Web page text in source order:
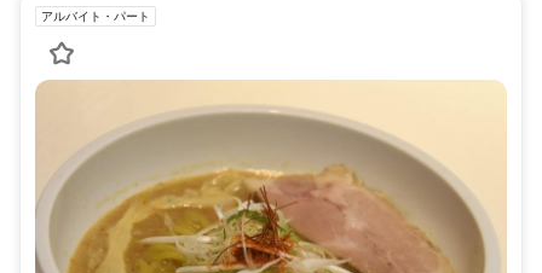
アルバイト・パート